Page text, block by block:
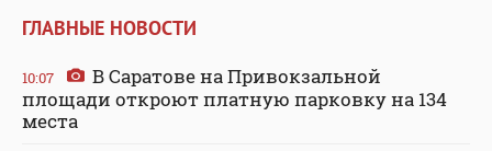
ГЛАВНЫЕ НОВОСТИ
10:07
В Саратове на Привокзальной
площади откроют платную парковку на 134
места